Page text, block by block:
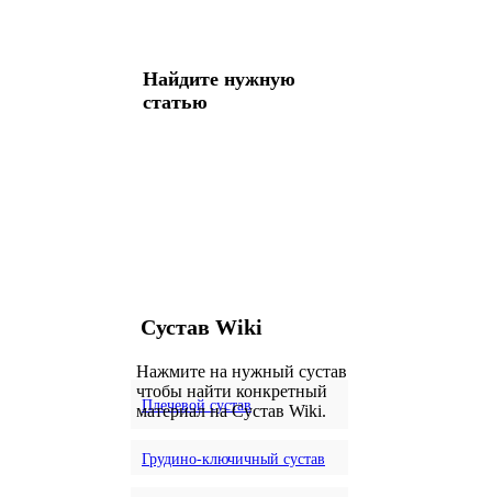
Найдите нужную
статью
Плечевой сустав
Грудино-ключичный сустав
Сустав Wiki
Нажмите на нужный сустав
чтобы найти конкретный
материал на Сустав Wiki.